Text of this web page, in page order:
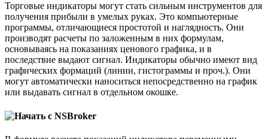
Торговые индикаторы могут стать сильным инструментов для
получения прибыли в умелых руках. Это компьютерные
программы, отличающиеся простотой и наглядность. Они
производят расчеты по заложенным в них формулам,
основываясь на показаниях ценового графика, и в
последствие выдают сигнал. Индикаторы обычно имеют вид
графических формаций (линии, гистограммы и проч.). Они
могут автоматически наноситься непосредственно на график
или выдавать сигнал в отдельном окошке.